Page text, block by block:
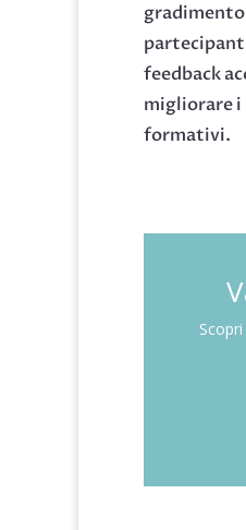
feedback
migliorare
formativi.